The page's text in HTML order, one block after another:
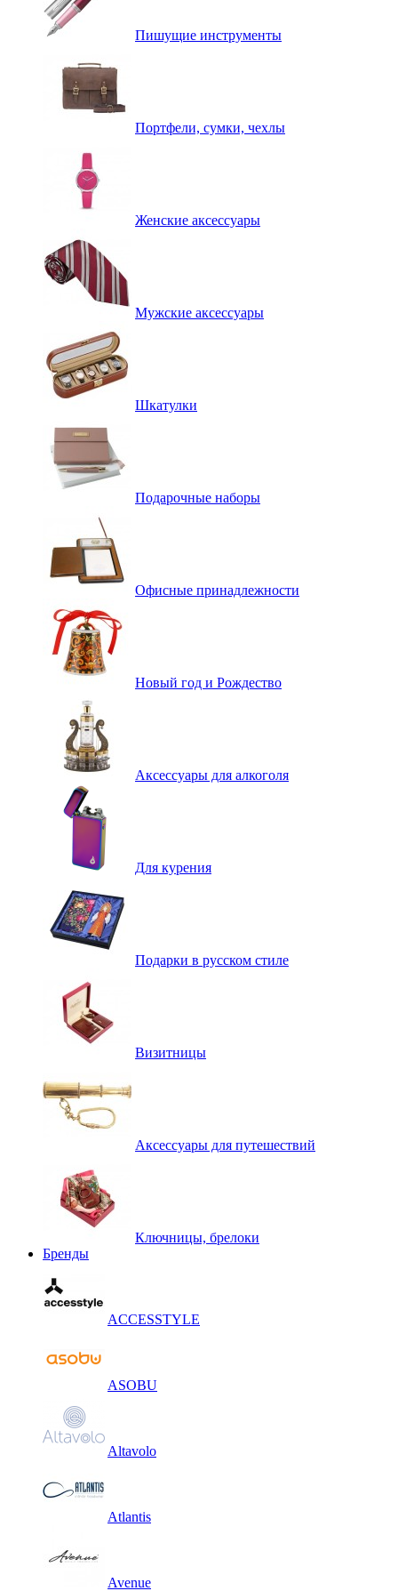
Пишущие инструменты
Портфели, сумки, чехлы
Женские аксессуары
Мужские аксессуары
Шкатулки
Подарочные наборы
Офисные принадлежности
Новый год и Рождество
Аксессуары для алкоголя
Для курения
Подарки в русском стиле
Визитницы
Аксессуары для путешествий
Ключницы, брелоки
Бренды
ACCESSTYLE
ASOBU
Altavolo
Atlantis
Avenue